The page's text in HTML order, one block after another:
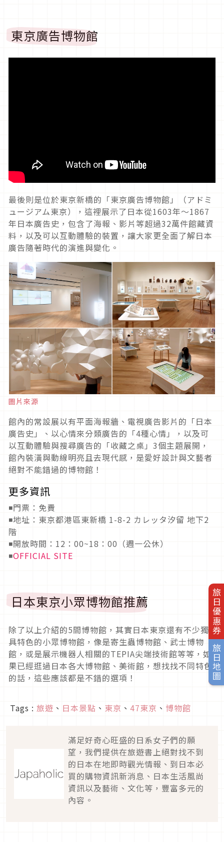
旅日優惠券
旅日地圖
東京廣告博物館
最後則是位於東京新橋的「東京廣告博物館」（アドミ
ュージアム東京），這裡展示了日本從1603年～1867
年日本廣告史，包含了海報、影片等超過32萬件館藏資
料，以及可以互動體驗的裝置，讓大家更全面了解日本
廣告隨著時代的演進與變化。
圖片來源
館內的常設展以有平面海報牆、電視廣告影片的「日本
廣告史」、以心情來分類廣告的「4種心情」，以及可
以互動體驗與搜尋廣告的「收藏之桌」3個主題展開，
館內裝潢與動線明亮且去現代感，是愛好設計與文藝者
絕對不能錯過的博物館！
更多資訊
◾門票：免費
◾地址：東京都港區東新橋 1-8-2 カレッタ汐留 地下2
階
◾開放時間：12：00~18：00（週一公休）
◾OFFICIAL SITE
日本東京小眾博物館推薦
除了以上介紹的5間博物館，其實日本東京還有不少獨
具特色的小眾博物館，像是寄生蟲博物館、武士博物
館，或是展示機器人相關的TEPIA尖端技術館等等，如
果已經逛過日本各大博物館、美術館，想找找不同特色
的話，這些應該都是不錯的選項！
Tags : 旅遊 、 日本景點 、 東京 、 47東京 、 博物館
滿足好奇心旺盛的日系女子們的願
望，我們提供在旅遊書上絕對找不到
的日本在地即時觀光情報、到日本必
買的購物資訊新消息、日本生活風尚
資訊以及藝術、文化等，豐富多元的
內容。